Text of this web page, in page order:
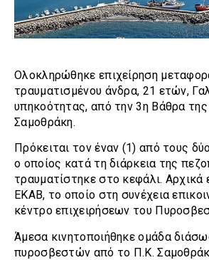
Ολοκληρώθηκε επιχείρηση
τραυματισμένου άνδρα, 21 ετών,
υπηκοότητας, από την 3η Βάθρα της
Σαμοθράκη.
Πρόκειται τον έναν (1) από τους
ο οποίος κατά τη διάρκεια της
τραυματίστηκε στο κεφάλι. Αρχικά
ΕΚΑΒ, το οποίο στη συνέχεια
κέντρο επιχειρήσεων του
Άμεσα κινητοποιήθηκε ομάδα
πυροσβεστών από το Π.Κ.